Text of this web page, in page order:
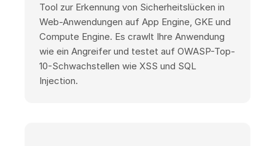
Tool zur Erkennung von Sicherheitslücken in
Web-Anwendungen auf App Engine, GKE und
Compute Engine. Es crawlt Ihre Anwendung
wie ein Angreifer und testet auf OWASP-Top-
10-Schwachstellen wie XSS und SQL
Injection.